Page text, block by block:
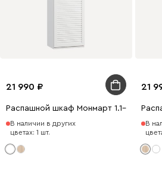
21 990
Распашной шкаф Монмарт 1.1-60x200
В наличии в других
цветах: 1 шт.
21
В